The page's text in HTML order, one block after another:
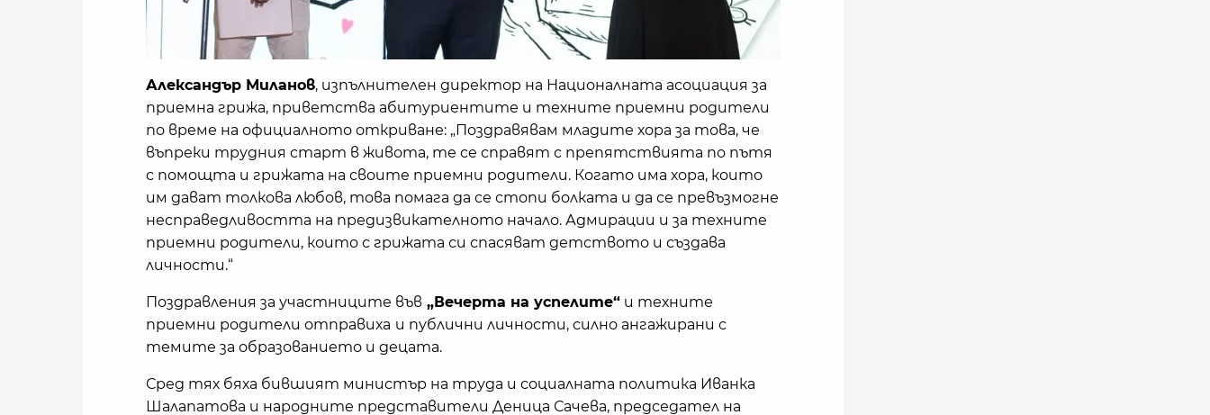
Александър Миланов, изпълнителен директор на Националната асоциация за
приемна грижа, приветства абитуриентите и техните приемни родители
по време на официалното откриване: „Поздравявам младите хора за това, че
въпреки трудния старт в живота, те се справят с препятствията по пътя
с помощта и грижата на своите приемни родители. Когато има хора, които
им дават толкова любов, това помага да се стопи болката и да се превъзмогне
несправедливостта на предизвикателното начало. Адмирации и за техните
приемни родители, които с грижата си спасяват детството и създава
личности.“
Поздравления за участниците във „Вечерта на успелите“ и техните
приемни родители отправиха и публични личности, силно ангажирани с
темите за образованието и децата.
Сред тях бяха бившият министър на труда и социалната политика Иванка
Шалапатова и народните представители Деница Сачева, председател на